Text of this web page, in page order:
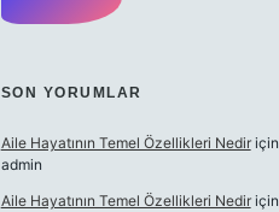
SON YORUMLAR
Aile Hayatının Temel Özellikleri Nediriçin
admin
Aile Hayatının Temel Özellikleri Nediriçin